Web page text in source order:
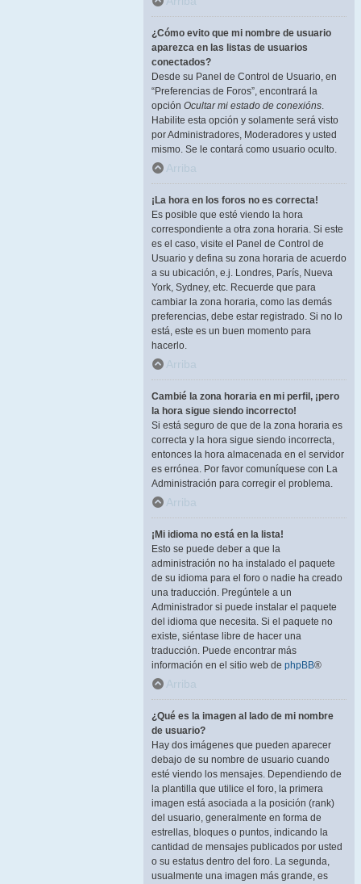
¿Cómo evito que mi nombre de usuario
aparezca en las listas de usuarios
conectados?
Desde su Panel de Control de Usuario, en
“Preferencias de Foros”, encontrará la
opción Ocultar mi estado de conexións.
Habilite esta opción y solamente será visto
por Administradores, Moderadores y usted
mismo. Se le contará como usuario oculto.
Arriba
¡La hora en los foros no es correcta!
Es posible que esté viendo la hora
correspondiente a otra zona horaria. Si este
es el caso, visite el Panel de Control de
Usuario y defina su zona horaria de acuerdo
a su ubicación, e.j. Londres, París, Nueva
York, Sydney, etc. Recuerde que para
cambiar la zona horaria, como las demás
preferencias, debe estar registrado. Si no lo
está, este es un buen momento para
hacerlo.
Arriba
Cambié la zona horaria en mi perfil, ¡pero
la hora sigue siendo incorrecto!
Si está seguro de que de la zona horaria es
correcta y la hora sigue siendo incorrecta,
entonces la hora almacenada en el servidor
es errónea. Por favor comuníquese con La
Administración para corregir el problema.
Arriba
¡Mi idioma no está en la lista!
Esto se puede deber a que la
administración no ha instalado el paquete
de su idioma para el foro o nadie ha creado
una traducción. Pregúntele a un
Administrador si puede instalar el paquete
del idioma que necesita. Si el paquete no
existe, siéntase libre de hacer una
traducción. Puede encontrar más
información en el sitio web de phpBB®
Arriba
¿Qué es la imagen al lado de mi nombre
de usuario?
Hay dos imágenes que pueden aparecer
debajo de su nombre de usuario cuando
esté viendo los mensajes. Dependiendo de
la plantilla que utilice el foro, la primera
imagen está asociada a la posición (rank)
del usuario, generalmente en forma de
estrellas, bloques o puntos, indicando la
cantidad de mensajes publicados por usted
o su estatus dentro del foro. La segunda,
usualmente una imagen más grande, es